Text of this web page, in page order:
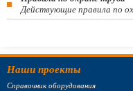
Действующие правила по
Наши проекты
Справочник оборудования